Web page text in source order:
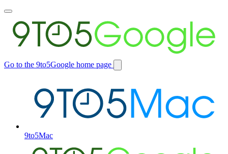
Toggle
main
menu
Go to the 9to5Google home page
Switch
9to5Mac